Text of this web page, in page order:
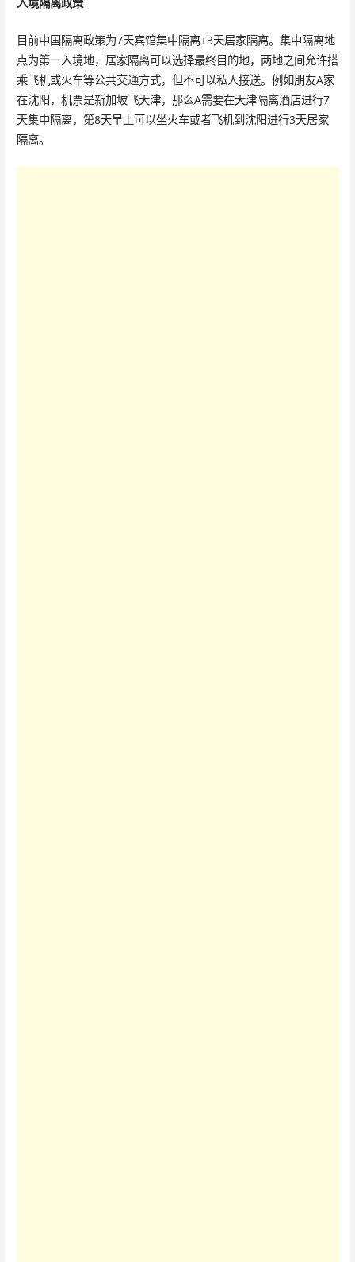
入境隔离政策
目前中国隔离政策为7天宾馆集中隔离+3天居家隔离。集中隔离地
点为第一入境地，居家隔离可以选择最终目的地，两地之间允许搭
乘飞机或火车等公共交通方式，但不可以私人接送。例如朋友A家
在沈阳，机票是新加坡飞天津，那么A需要在天津隔离酒店进行7
天集中隔离，第8天早上可以坐火车或者飞机到沈阳进行3天居家
隔离。